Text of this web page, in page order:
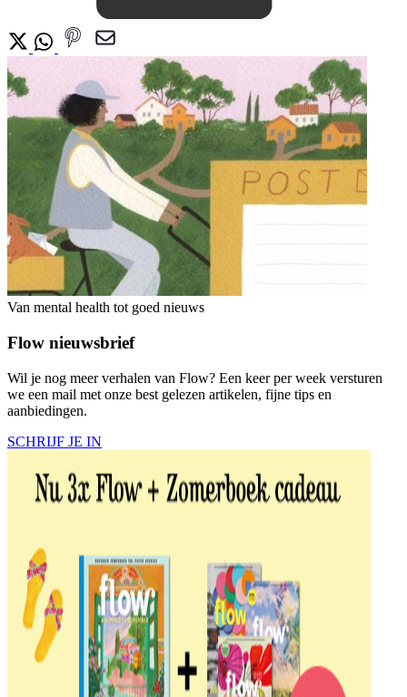
Van mental health tot goed nieuws
Flow nieuwsbrief
Wil je nog meer verhalen van Flow? Een keer per week versturen
we een mail met onze best gelezen artikelen, fijne tips en
aanbiedingen.
SCHRIJF JE IN